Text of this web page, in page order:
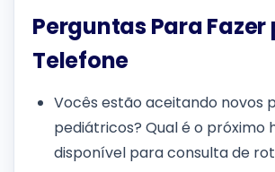
Perguntas Para Fazer
Telefone
Vocês estão aceitando novos
pediátricos? Qual é o próximo
disponível para consulta de